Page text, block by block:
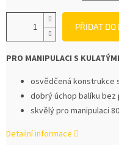
PŘIDAT DO
PRO MANIPULACI S
osvědčená konstrukce
dobrý úchop balíku
skvělý pro manipulaci
Detailní informace